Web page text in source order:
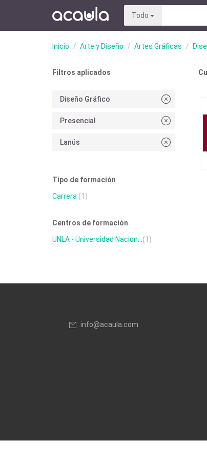
Todo
Inicio Arte y Diseño Artes Gráficas
Filtros aplicados
Diseño Gráfico
Presencial
Lanús
Tipo de formación
Carrera (1)
Centros de formación
UNLA - Universidad Nacion... (1)
info@acaula.com